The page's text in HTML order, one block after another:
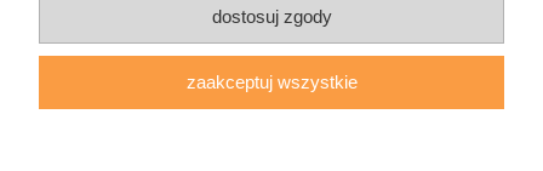
O nas
ul. Grodzka Nr 23, 67-200 Głogów | woj. dolnośląskie
| tel.: 513093168 | email:sklep@daryziol.pl| NIP: 6921579498 |
dostosuj zgody
zaakceptuj wszystkie